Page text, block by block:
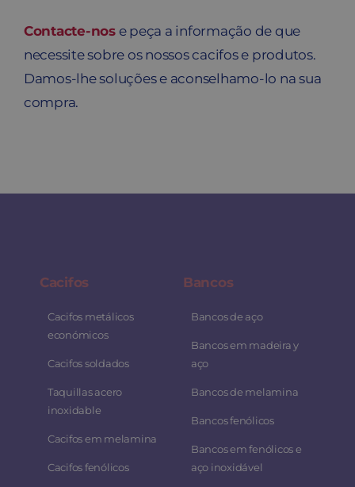
Contacte-nose peça a informação de que
necessite sobre os nossos cacifos e produtos.
Damos-lhe soluções e aconselhamo-lo na sua
compra.
Cacifos
Cacifos metálicos
económicos
Cacifos soldados
Taquillas acero
inoxidable
Cacifos em melamina
Cacifos fenólicos
Bancos
Bancos de aço
Bancos em madeira y
aço
Bancos de melamina
Bancos fenólicos
Bancos em fenólicos e
aço inoxidável